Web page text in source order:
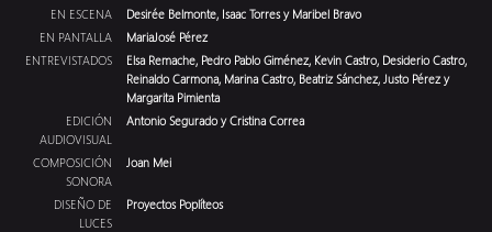
EN ESCENA
Desirée Belmonte, Isaac Torres y Maribel Bravo
EN PANTALLA
MariaJosé Pérez
ENTREVISTADOS
Elsa Remache, Pedro Pablo Giménez, Kevin Castro, Desiderio Castro,
Reinaldo Carmona, Marina Castro, Beatriz Sánchez, Justo Pérez y
Margarita Pimienta
EDICIÓN
AUDIOVISUAL
Antonio Segurado y Cristina Correa
COMPOSICIÓN
SONORA
Joan Mei
DISEÑO DE
LUCES
Proyectos Poplíteos